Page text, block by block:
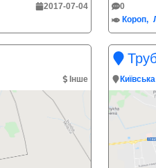
2017-07-04
0
Короп
Інше